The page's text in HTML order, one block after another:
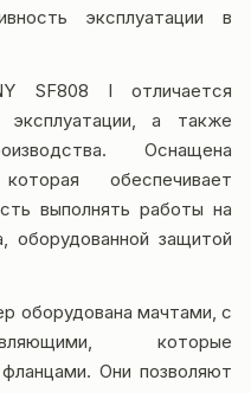
эксплуатации в
SF808 I отличается
а также
Оснащена
обеспечивает
выполнять работы на
оборудованной защитой
оборудована мачтами, с
которые
Они позволяют